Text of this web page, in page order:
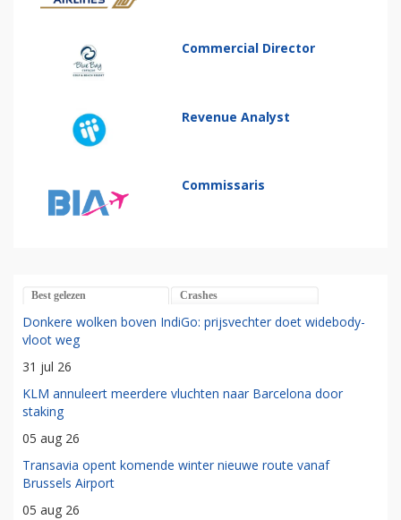
Commercial Director
Revenue Analyst
Commissaris
Best gelezen Crashes
Donkere wolken boven IndiGo: prijsvechter doet widebody-
vloot weg
31 jul 26
KLM annuleert meerdere vluchten naar Barcelona door
staking
05 aug 26
Transavia opent komende winter nieuwe route vanaf
Brussels Airport
05 aug 26